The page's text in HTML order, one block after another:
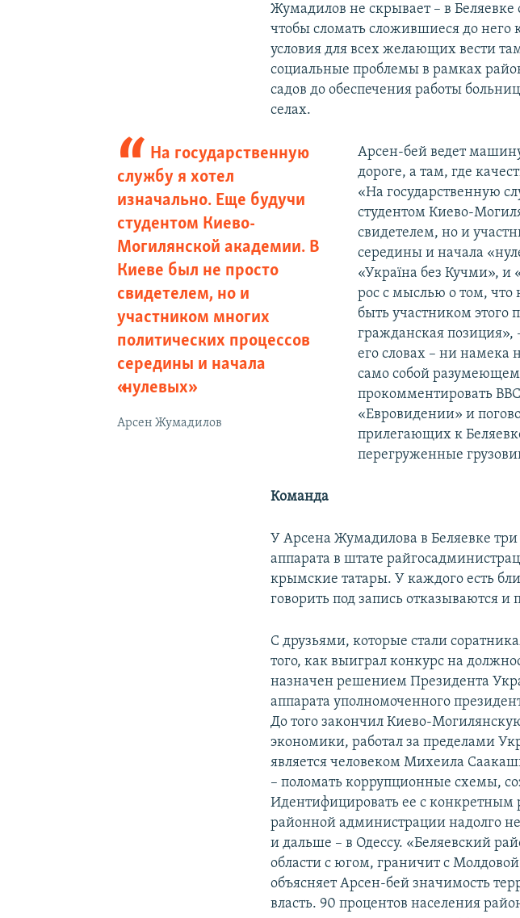
Жумадилов не скрывает – в
чтобы сломать сложившиеся до
условия для всех желающих вести
социальные проблемы в рамках
садов до обеспечения работы
селах.
На государственную
службу я хотел
изначально. Еще будучи
студентом Киево-
Могилянской академии. В
Киеве был не просто
свидетелем, но и
участником многих
политических процессов
середины и начала
«нулевых»
Арсен Жумадилов
Арсен-бей ведет
дороге, а там, где
«На государственную
студентом Киево-
свидетелем, но и
середины и начала
«Україна без Кучми», и
рос с мыслью о том, что
быть участником этого
гражданская позиция»,
его словах – ни намека
само собой
прокомментировать
«Евровидении» и
прилегающих к
перегруженные
Команда
У Арсена Жумадилова в Беляевке
аппарата в штате
крымские татары. У каждого есть
говорить под запись отказываются
С друзьями, которые стали
того, как выиграл конкурс на
назначен решением Президента
аппарата уполномоченного
До того закончил Киево-
экономики, работал за пределами
является человеком Михеила
– поломать коррупционные схемы,
Идентифицировать ее с конкретным
районной администрации надолго
и дальше – в Одессу. «Беляевский
области с югом, граничит с
объясняет Арсен-бей значимость
власть. 90 процентов населения